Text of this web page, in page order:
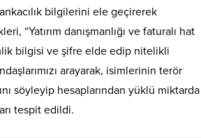
bilgilerini ele geçirerek
“Yatırım danışmanlığı ve faturalı hat
bilgisi ve şifre elde edip nitelikli
arayarak, isimlerinin terör
söyleyip hesaplarından yüklü miktarda
tespit edildi.